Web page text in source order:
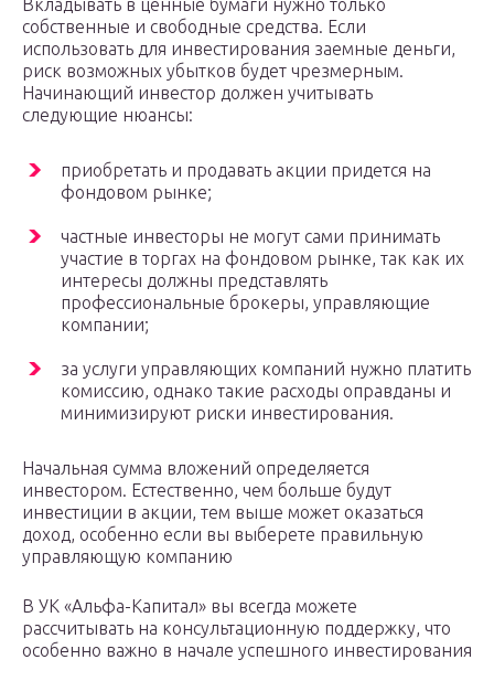
Вкладывать в ценные бумаги нужно только
собственные и свободные средства. Если
использовать для инвестирования заемные деньги,
риск возможных убытков будет чрезмерным.
Начинающий инвестор должен учитывать
следующие нюансы:
приобретать и продавать акции придется на
фондовом рынке;
частные инвесторы не могут сами принимать
участие в торгах на фондовом рынке, так как их
интересы должны представлять
профессиональные брокеры, управляющие
компании;
за услуги управляющих компаний нужно платить
комиссию, однако такие расходы оправданы и
минимизируют риски инвестирования.
Начальная сумма вложений определяется
инвестором. Естественно, чем больше будут
инвестиции в акции, тем выше может оказаться
доход, особенно если вы выберете правильную
управляющую компанию
В УК «Альфа-Капитал» вы всегда можете
рассчитывать на консультационную поддержку, что
особенно важно в начале успешного инвестирования